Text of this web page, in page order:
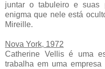
juntar o tabuleiro e suas
enigma que nele está
Mireille.
Nova York, 1972
Catherine Vellis é uma
trabalha em uma